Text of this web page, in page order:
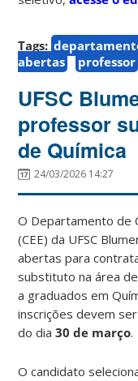
Tags:
abertas
professor
UFSC
professor
de Química
24/03/2026 14:27
O Departamento de
(CEE) da UFSC
abertas para
substituto na área de
a graduados em
inscrições devem
do dia30 de março.
O candidato